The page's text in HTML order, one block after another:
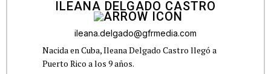
ILEANA DELGADO CASTRO
ileana.delgado@gfrmedia.com
Nacida en Cuba, Ileana Delgado Castro llegó a
Puerto Rico a los 9 años.